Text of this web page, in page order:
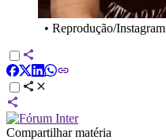
• Reprodução/Instagram
Compartilhar matéria